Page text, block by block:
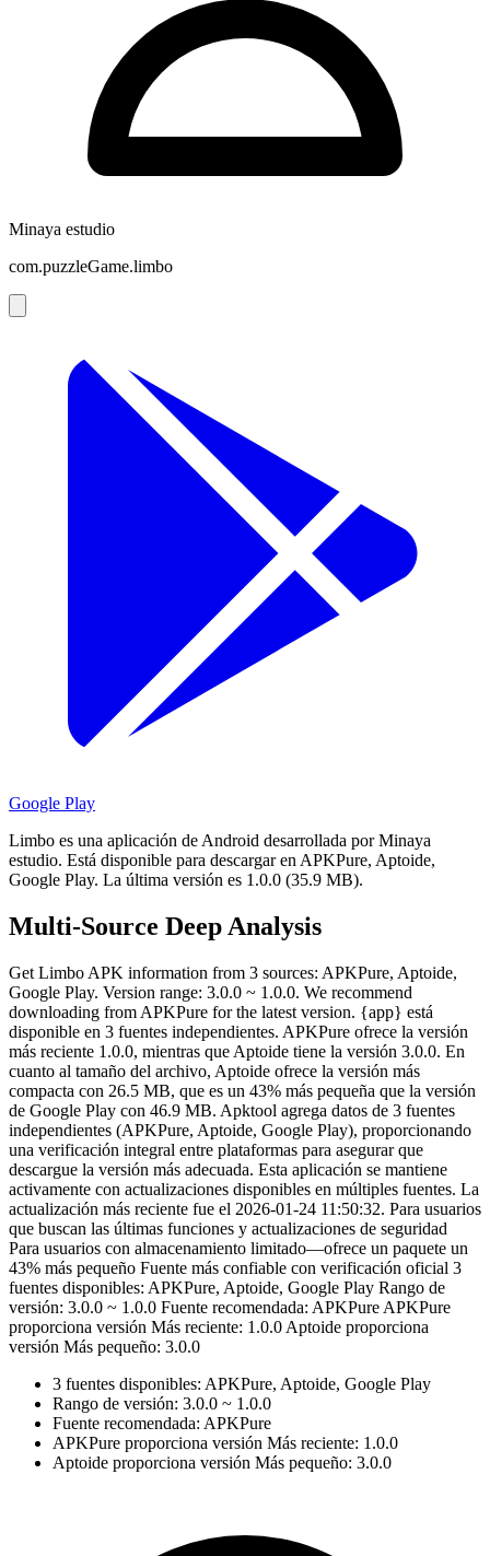
Minaya estudio
com.puzzleGame.limbo
Google Play
Limbo es una aplicación de Android desarrollada por Minaya
estudio. Está disponible para descargar en APKPure, Aptoide,
Google Play. La última versión es 1.0.0 (35.9 MB).
Multi-Source Deep Analysis
Get Limbo APK information from 3 sources: APKPure, Aptoide,
Google Play. Version range: 3.0.0 ~ 1.0.0. We recommend
downloading from APKPure for the latest version. {app} está
disponible en 3 fuentes independientes. APKPure ofrece la versión
más reciente 1.0.0, mientras que Aptoide tiene la versión 3.0.0. En
cuanto al tamaño del archivo, Aptoide ofrece la versión más
compacta con 26.5 MB, que es un 43% más pequeña que la versión
de Google Play con 46.9 MB. Apktool agrega datos de 3 fuentes
independientes (APKPure, Aptoide, Google Play), proporcionando
una verificación integral entre plataformas para asegurar que
descargue la versión más adecuada. Esta aplicación se mantiene
activamente con actualizaciones disponibles en múltiples fuentes. La
actualización más reciente fue el 2026-01-24 11:50:32. Para usuarios
que buscan las últimas funciones y actualizaciones de seguridad
Para usuarios con almacenamiento limitado—ofrece un paquete un
43% más pequeño Fuente más confiable con verificación oficial 3
fuentes disponibles: APKPure, Aptoide, Google Play Rango de
versión: 3.0.0 ~ 1.0.0 Fuente recomendada: APKPure APKPure
proporciona versión Más reciente: 1.0.0 Aptoide proporciona
versión Más pequeño: 3.0.0
3 fuentes disponibles: APKPure, Aptoide, Google Play
Rango de versión: 3.0.0 ~ 1.0.0
Fuente recomendada: APKPure
APKPure proporciona versión Más reciente: 1.0.0
Aptoide proporciona versión Más pequeño: 3.0.0